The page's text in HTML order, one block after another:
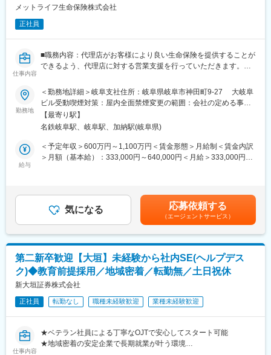
変更の範囲：会社の定める業務
全国転勤がございます。
札幌、旭川、青森、盛岡、仙台、山形、新潟、富山、金沢、福
井、高崎、つくば、大宮、千葉、船橋、東京、新宿、立川、
横浜、松本、甲府、沼津、静岡、浜松、岐阜、名古屋、京都、奈
良、大阪、堺、神戸、姫路、岡山、福山、広島、山口、
徳島、高松、新居浜、松山、高知、北九州、福岡、久留米、佐
賀、佐世保、長崎、大分、熊本、鹿児島、宮崎、那覇
＜営業部の規模を拡大するのは営業管理職の実力次第＞
当社のＦＡ（保険募集人）は事業所得で800万円という採用基準
を設けられており、優秀な人材を常に確保しております。
その人材は営業管理職である営業部長・営業課長が営業拠点でリ
採用実績は規模手当や賞与として反映されるので、規模拡大を収
入で実感できる仕事です。
＜プレイングマネージャーではない営業部長＞
営業活動は部下であるＦＡが行いますので、営業部長・営業課長
はマネジメント業務に専念することになります。
勿論ご自身で保険の営業活動を行っていくことは可能です。その
際は自己販売手数料手当として手数料の50％を手当として受け取
ることが可能です。
変更の範囲：本社での他部門における内勤職（内務事務）業務全
般 ※本人の希望や会社の情勢による
メットライフ生命保険株式会社
正社員
仕事内容
■職務内容：代理店がお客様により良い生命保険を提供することが
できるよう、代理店に対する営業支援を行っていただきます。弊
に訪問により当社保険募集の推進・管理ならびに募集人の育成を
行う業務です。
※申込書の全件ペーパーレス化を進める等、迅速な対応および業務
の効率化を図っており、「お客さまからもっとも選ばれる生命保
険会社」に向けて新しい挑戦を続けています。
■業務詳細：
（1）代理店別のコンサルティング実施（代理店の経営・販売の体
（3）代理店に対する個別指導の実施（保険商品・販売法・営業事
務・コンプライアンス等）
10：30／来社された担当代理店との商談
12：00／ランチ
13：00／担当代理店を訪問。営業ミーティング、スタッフ研修フ
ォロー
17：00／帰社。企画書作成、事務処理、翌日の訪問準備
19：00／退社。【社用携帯電話 電源OFF】
■育成体制：
これまで生命保険や金融業界での営業経験がない方でも活躍いた
だける研修プログラムを用意しています。※入社後1か月間座学研
修あり。そのうち約2週間は東京にて集合研修を実施。
勤務地
＜勤務地詳細＞岐阜支社住所：岐阜県岐阜市神田町9-27 大岐阜
ビル受動喫煙対策：屋内全面禁煙変更の範囲：会社の定める事業
所【最寄り駅】
名鉄岐阜駅、岐阜駅、加納駅(岐阜県)
給与
＜予定年収＞600万円～1,100万円＜賃金形態＞月給制＜賃金内訳
＞月額（基本給）：333,000円～640,000円＜月給＞333,000円～
与＞・別途業績賞与支給(会社、部門、チーム、個人の業績により
変動) 賃金はあくまでも目安の金額であり、選考を通じて上下す
る可能性があります。月給(月額)は固定手当を含めた表記です。
気になる 応募依頼する
（エージェントサービス）
第二新卒歓迎【大垣】未経験から社内SE(ヘルプデス
ク)◆教育前提採用／地域密着／転勤無／土日祝休
新大垣証券株式会社
正社員 転勤なし 職種未経験歓迎 業種未経験歓迎
仕事内容
★ベテラン社員による丁寧なOJTで安心してスタート可能
★地域密着の安定企業で長期就業が叶う環境